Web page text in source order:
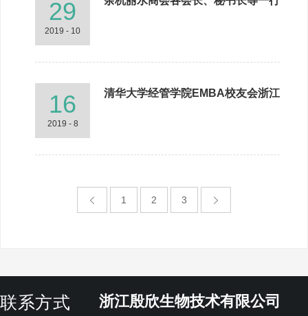
29
2019 - 10
16
2019 - 8
清华大学经管学院EMBA校友会浙江
 1 2 3 
联系方式 浙江殷欣生物技术有限公司